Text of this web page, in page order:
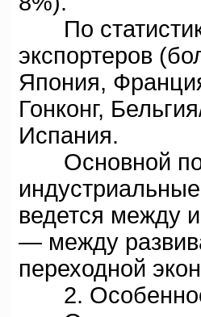
По
экспортеров
Япония,
Гонконг,
Испания.
Основной
ведется между
— между
переходной
2.